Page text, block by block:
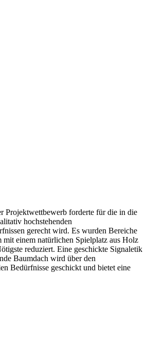
Projektwettbewerb forderte für die in die
hochstehenden
gerecht wird. Es wurden Bereiche
mit einem natürlichen Spielplatz aus Holz
reduziert. Eine geschickte Signaletik
Baumdach wird über den
Bedürfnisse geschickt und bietet eine